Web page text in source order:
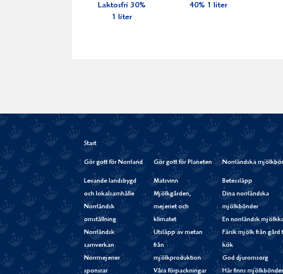
Laktosfri 30%
1 liter
40% 1 liter
Start
Gör gott för Norrland
Levande landsbygd
och lokalsamhälle
Norrländsk
omställning
Norrländsk
samverkan
Norrmejerier
sponsrar
Gör gott för Planeten
Matsvinn
Mjölkgården,
mejeriet och
klimatet
Utsläpp av metan
från
mjölkproduktion
Våra förpackningar
Norrländska
Betessläpp
Dina norrländska
mjölkbönder
En norrländsk
Färsk mjölk från gård
kök
God djuromsorg
Här finns